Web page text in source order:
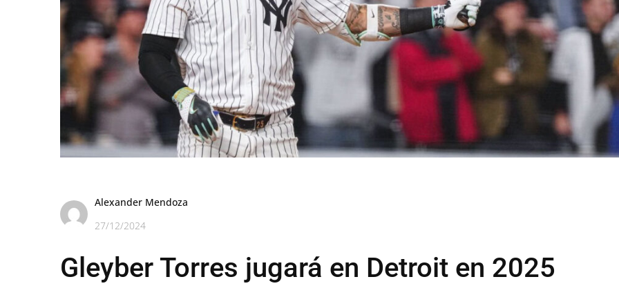
Alexander Mendoza
27/12/2024
Gleyber Torres jugará en Detroit en 2025